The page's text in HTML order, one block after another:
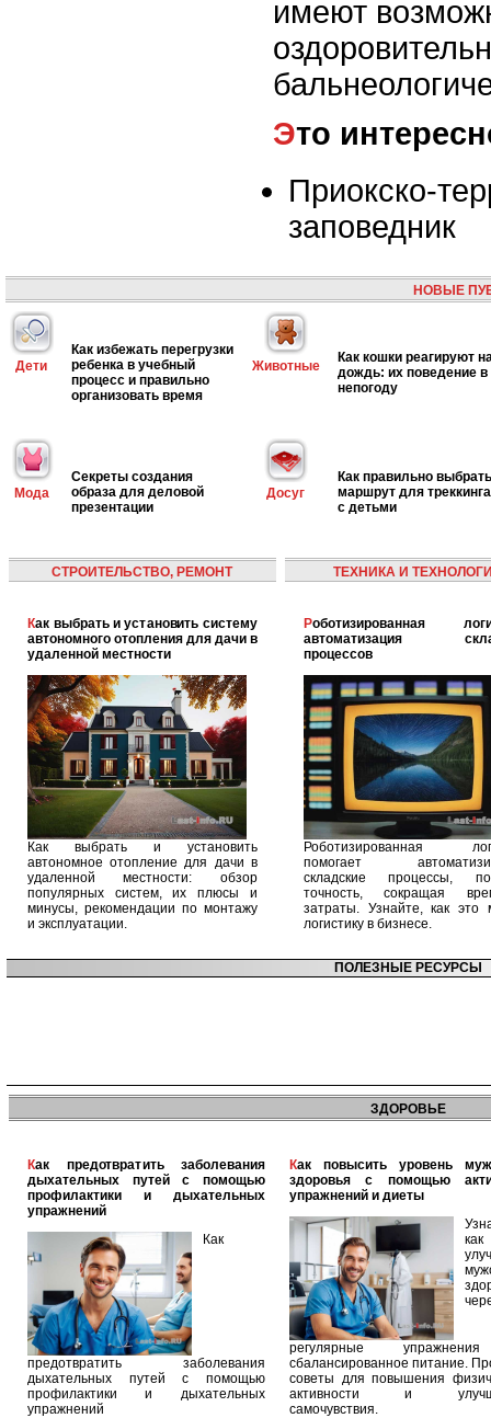
имеют
Это
Приокско-
заповедник
НОВЫЕ
Дети
Как избежать перегрузки
ребенка в учебный
процесс и правильно
организовать время
Животные
Как кошки реагируют
дождь: их поведение в
непогоду
Мода
Секреты создания
образа для деловой
презентации
Досуг
Как правильно выбрать
маршрут для треккинга
с детьми
СТРОИТЕЛЬСТВО, РЕМОНТ
Как выбрать и установить систему
автономного отопления для дачи в
удаленной местности
Как выбрать и установить
автономное отопление для дачи в
удаленной местности: обзор
популярных систем, их плюсы и
минусы, рекомендации по монтажу
и эксплуатации.
ТЕХНИКА И
Роботизированная логистика:
автоматизация
процессов
Роботизированная
помогает
складские процессы,
точность, сокращая
затраты. Узнайте, как это
логистику в бизнесе.
ПОЛЕЗНЫЕ РЕСУРСЫ
ЗДОРОВЬЕ
Как предотвратить заболевания
дыхательных путей с помощью
профилактики и дыхательных
упражнений
Как
предотвратить заболевания
дыхательных путей с помощью
профилактики и дыхательных
упражнений
Как повысить уровень мужского
здоровья с помощью
упражнений и диеты
как
регулярные
сбалансированное питание.
советы для повышения
активности и
самочувствия.